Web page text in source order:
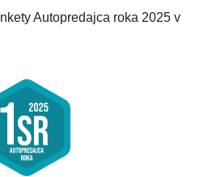
Autopredajca roka 2025 v